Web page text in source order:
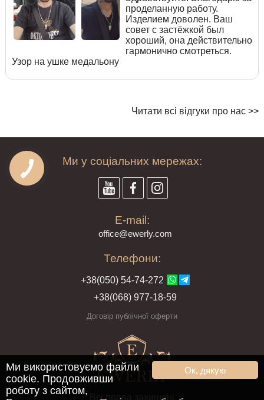
проделанную работу.
Изделием доволен. Ваш
совет с застёжкой был
хороший, она действительно
гармонично смотреться.
Узор на ушке медальону
Читати всі відгуки про нас >>
Ми у соціальних мережах:
E-mail:
office@ewerly.com
Телефони:
+38(050) 54-74-272
+38(068) 977-18-59
Договір публічної оферти
Всі права захищені
Ок, дякую
Ми використовуємо файли
cookie. Продовживши
роботу з сайтом,